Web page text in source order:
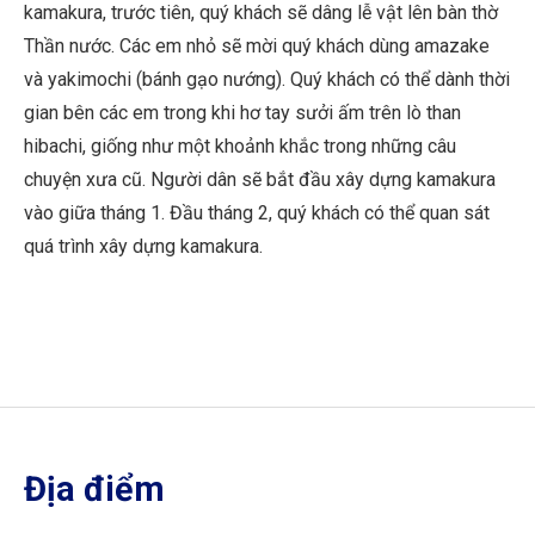
kamakura, trước tiên, quý khách sẽ dâng lễ vật lên bàn thờ
Thần nước. Các em nhỏ sẽ mời quý khách dùng amazake
và yakimochi (bánh gạo nướng). Quý khách có thể dành thời
gian bên các em trong khi hơ tay sưởi ấm trên lò than
hibachi, giống như một khoảnh khắc trong những câu
chuyện xưa cũ. Người dân sẽ bắt đầu xây dựng kamakura
vào giữa tháng 1. Đầu tháng 2, quý khách có thể quan sát
quá trình xây dựng kamakura.
Địa điểm